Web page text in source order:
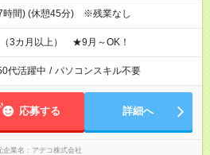
時間) (休憩45分) ※残業なし
3カ月以上） ★9月～OK！
代活躍中 / パソコンスキル不要
応募する 詳細へ
企業名 アデコ株式会社